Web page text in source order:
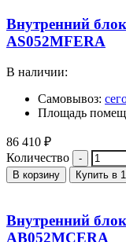
Внутренний
AS052MFERA
В наличии:
Самовывоз:
Площадь
86 410 ₽
Количество
В корзину Купить в
Внутренний
AB052MCERA